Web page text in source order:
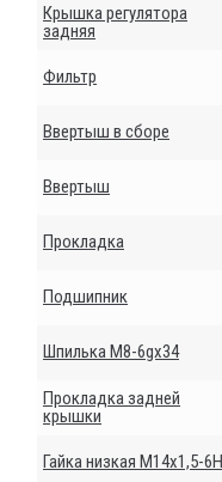
Крышка регулятора
задняя
Фильтр
Ввертыш в сборе
Ввертыш
Прокладка
Подшипник
Шпилька М8-6gх34
Прокладка задней
крышки
Гайка низкая М14х1,5-6Н